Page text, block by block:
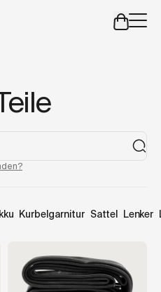
eine Probefahrt ist in
Kurbelgarnitur Sattel Lenker